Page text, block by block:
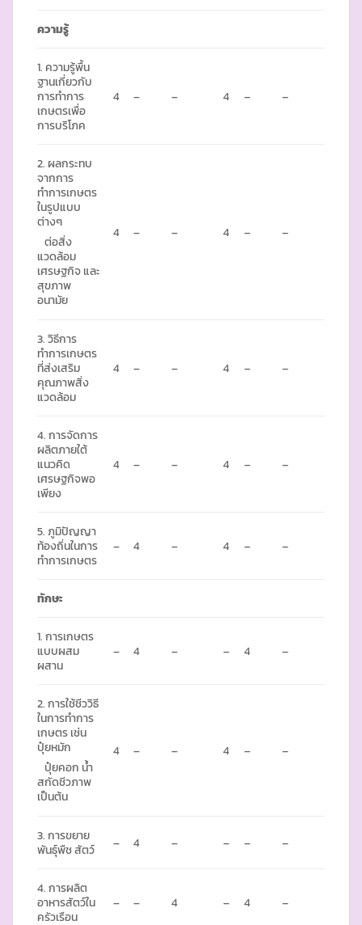
ความรู้
1. ความรู้พื้น
ฐานเกี่ยวกับ
การทำการ
เกษตรเพื่อ
การบริโภค
4 – – 4 – –
2. ผลกระทบ
จากการ
ทำการเกษตร
ในรูปแบบ
ต่างๆ
ต่อสิ่ง
แวดล้อม
เศรษฐกิจ และ
สุขภาพ
อนามัย
4 – – 4 – –
3. วิธีการ
ทำการเกษตร
ที่ส่งเสริม
คุณภาพสิ่ง
แวดล้อม
4 – – 4 – –
4. การจัดการ
ผลิตภายใต้
แนวคิด
เศรษฐกิจพอ
เพียง
4 – – 4 – –
5. ภูมิปัญญา
ท้องถิ่นในการ
ทำการเกษตร
– 4 – 4 – –
ทักษะ
1. การเกษตร
แบบผสม
ผสาน
– 4 – – 4 –
2. การใช้ชีววิธี
ในการทำการ
เกษตร เช่น
ปุ๋ยหมัก
ปุ๋ยคอก น้ำ
สกัดชีวภาพ
เป็นต้น
4 – – 4 – –
3. การขยาย
พันธุ์พืช สัตว์
– 4 – – – –
4. การผลิต
อาหารสัตว์ใน
ครัวเรือน
– – 4 – 4 –